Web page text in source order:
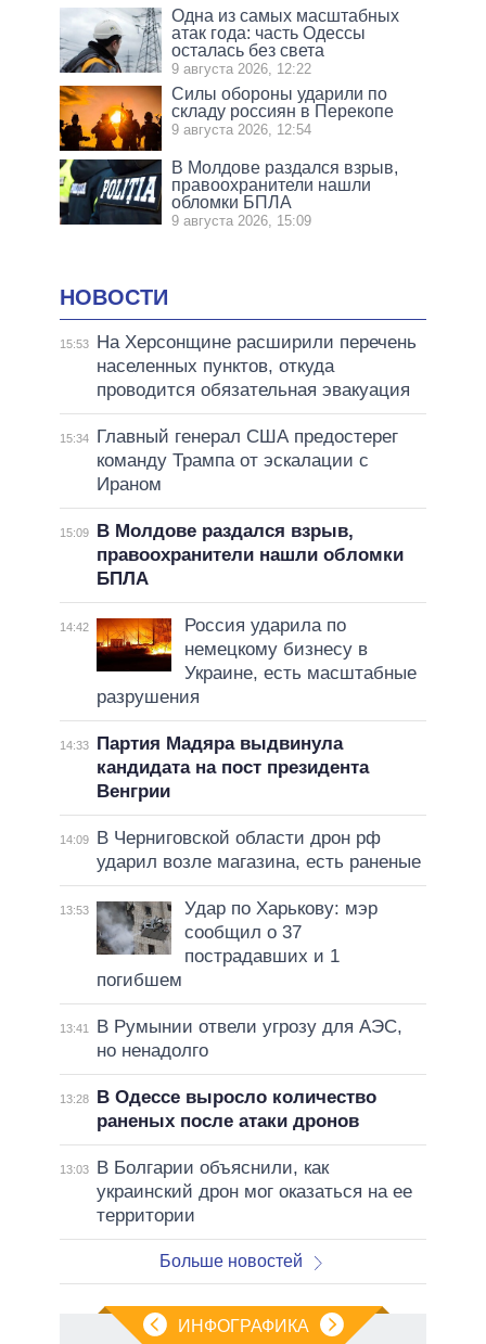
Одна из самых масштабных
атак года: часть Одессы
осталась без света
9 августа 2026, 12:22
Силы обороны ударили по
складу россиян в Перекопе
9 августа 2026, 12:54
В Молдове раздался взрыв,
правоохранители нашли
обломки БПЛА
9 августа 2026, 15:09
НОВОСТИ
15:53
На Херсонщине расширили перечень
населенных пунктов, откуда
проводится обязательная эвакуация
15:34
Главный генерал США предостерег
команду Трампа от эскалации с
Ираном
15:09
В Молдове раздался взрыв,
правоохранители нашли обломки
БПЛА
14:42
Россия ударила по
немецкому бизнесу в
Украине, есть масштабные
разрушения
14:33
Партия Мадяра выдвинула
кандидата на пост президента
Венгрии
14:09
В Черниговской области дрон рф
ударил возле магазина, есть раненые
13:53
Удар по Харькову: мэр
сообщил о 37
пострадавших и 1
погибшем
13:41
В Румынии отвели угрозу для АЭС,
но ненадолго
13:28
В Одессе выросло количество
раненых после атаки дронов
13:03
В Болгарии объяснили, как
украинский дрон мог оказаться на ее
территории
Больше новостей
ИНФОГРАФИКА